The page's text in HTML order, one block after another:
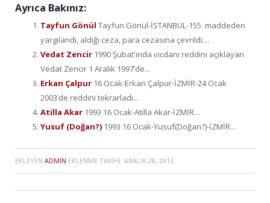
Ayrıca Bakınız:
Tayfun Gönül Tayfun Gönül-İSTANBUL-155. maddeden
yargılandı, aldığı ceza, para cezasına çevrildi....
Vedat Zencir 1990 Şubat'ında vicdani reddini açıklayan
Vedat Zencir 1 Aralık 1997’de...
Erkan Çalpur 16 Ocak-Erkan Çalpur-İZMİR-24 Ocak
2003’de reddini tekrarladı...
Atilla Akar 1993 16 Ocak-Atilla Akar-İZMİR...
Yusuf (Doğan?) 1993 16 Ocak-Yusuf(Doğan?)-İZMİR...
EKLEYEN ADMIN EKLENME TARIHI: ARALIK 28, 2013